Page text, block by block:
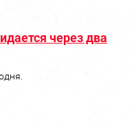
через два